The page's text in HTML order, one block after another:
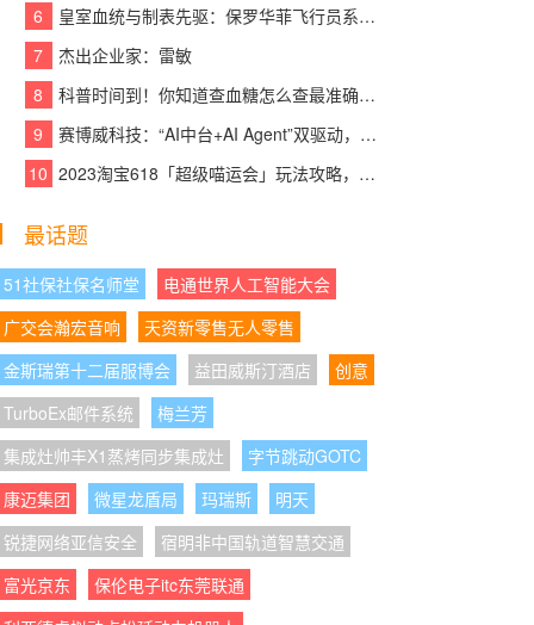
08:08:55 | 极氪7X 105km/h后碰拆车验证，金
砖电池经得起“甄”考验
08:07:42 | 一组数据看懂2026上半年电摩：头
部企业筑壁垒，产品线加速细分化
08:07:01 |
库存周期缩短一半，厨房家居头部
业，美的冰箱有哪些技术硬实力
08:07:10
匠心铸就品质，创新引领未来——
富都华创谱写办公家具行业新篇章
08:07:38 |
四载深耕，向美而行：vivo 202
6“童画未来夏令营”打造儿童美育新图景
08:07:21 | 云天收夏色，一碗壮面迎秋来
08:07:10 |
Bitget rToken费率全面升级，VIP
及PRO用户可享受阶梯费率及手续费折扣
6
皇室血统与制表先驱：保罗华菲飞行员系列与百达翡丽Calatrava的百年对话
7
杰出企业家：雷敏
8
科普时间到！你知道查血糖怎么查最准确吗？
9
赛博威科技：“AI中台+AI Agent”双驱动，【CYBER AI】智赋打造企业级AI大脑
10 2023淘宝618「超级喵运会」玩法攻略，领喵币升级猫猫瓜分5亿，附618红包口
最话题
51社保社保名师堂
电通世界人工智能大会
广交会瀚宏音响
天资新零售无人零售
金斯瑞第十二届服博会
益田威斯汀酒店
创意
TurboEx邮件系统
梅兰芳
集成灶帅丰X1蒸烤同步集成灶
字节跳动GOTC
康迈集团
微星龙盾局 玛瑞斯
明天
锐捷网络亚信安全
宿明非中国轨道智慧交通
富光京东
保伦电子itc东莞联通